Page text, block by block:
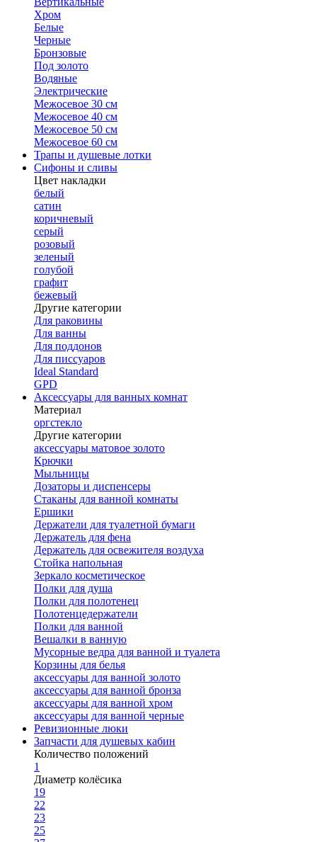
Хром
Белые
Черные
Бронзовые
Под золото
Водяные
Электрические
Межосевое 30 см
Межосевое 40 см
Межосевое 50 см
Межосевое 60 см
Трапы и душевые лотки
Сифоны и сливы
Цвет накладки
белый
сатин
коричневый
серый
розовый
зеленый
голубой
графит
бежевый
Другие категории
Для раковины
Для ванны
Для поддонов
Для писсуаров
Ideal Standard
GPD
Аксессуары для ванных комнат
Материал
оргстекло
Другие категории
аксессуары матовое золото
Крючки
Мыльницы
Дозаторы и диспенсеры
Стаканы для ванной комнаты
Ершики
Держатели для туалетной бумаги
Держатель для фена
Держатель для освежителя воздуха
Стойка напольная
Зеркало косметическое
Полки для душа
Полки для полотенец
Полотенцедержатели
Полки для ванной
Вешалки в ванную
Мусорные ведра для ванной и туалета
Корзины для белья
аксессуары для ванной золото
аксессуары для ванной бронза
аксессуары для ванной хром
аксессуары для ванной черные
Ревизионные люки
Запчасти для душевых кабин
Количество положений
1
Диаметр колёсика
19
22
23
25